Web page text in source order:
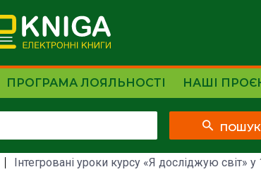
ПРОГРАМА ЛОЯЛЬНОСТІ НАШІ
ПОШУК
Інтегровані уроки курсу «Я досліджую світ»